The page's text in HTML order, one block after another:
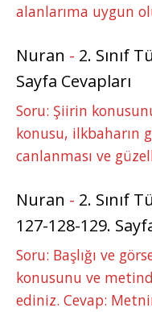
alanlarıma uygun
Nuran - 2. Sınıf
Sayfa Cevapları
Soru: Şiirin
konusu, ilkbaharın
canlanması ve
Nuran - 2. Sınıf
127-128-129.
Soru: Başlığı ve
konusunu ve
ediniz. Cevap: